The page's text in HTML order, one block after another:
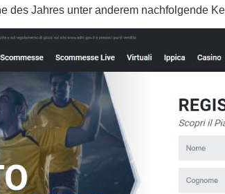
des Jahres unter anderem nachfolgende